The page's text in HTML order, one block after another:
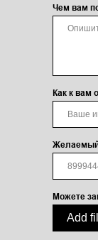
Чем вам
Как к вам
Желаемый
Можете
Add